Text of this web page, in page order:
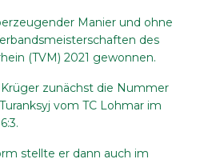
Manier und ohne
des
(TVM) 2021 gewonnen.
zunächst die Nummer
vom TC Lohmar im
stellte er dann auch im